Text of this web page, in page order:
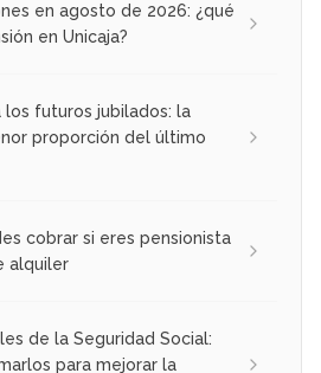
en agosto de 2026: ¿qué
en Unicaja?
los futuros jubilados: la
proporción del último
cobrar si eres pensionista
alquiler
de la Seguridad Social:
para mejorar la